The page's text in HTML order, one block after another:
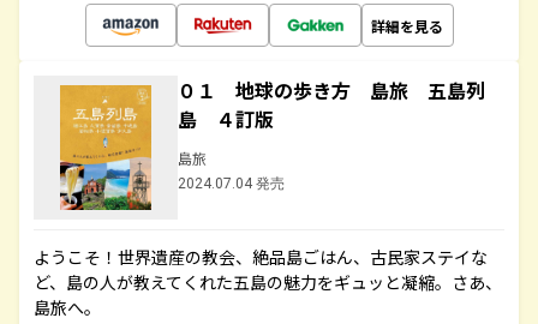
詳細を見る
０１ 地球の歩き方 島旅 五島列
島 ４訂版
島旅
2024.07.04 発売
ようこそ！世界遺産の教会、絶品島ごはん、古民家ステイな
ど、島の人が教えてくれた五島の魅力をギュッと凝縮。さあ、
島旅へ。